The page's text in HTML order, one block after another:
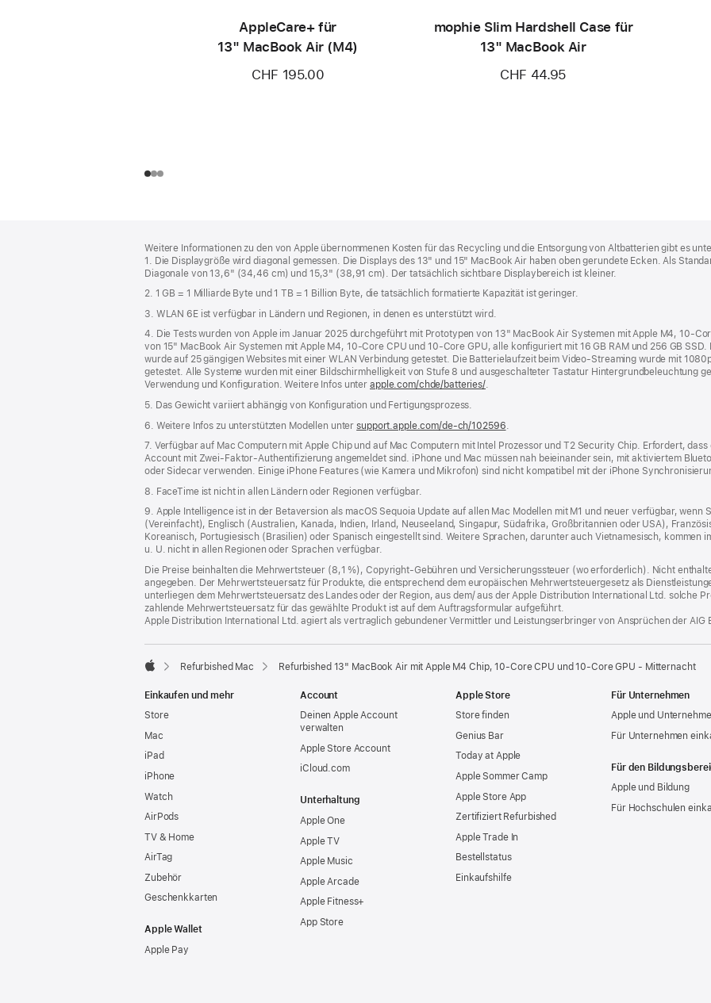
AppleCare+ für
13" MacBook Air (M4)
CHF 195.00
mophie Slim Hardshell Case für
13" MacBook Air
CHF 44.95
Weitere Informationen zu den von Apple übernommenen Kosten für das Recycling und die Entsorgung von Altbatterien gibt es
1. Die Displaygröße wird diagonal gemessen. Die Displays des 13" und 15" MacBook Air haben oben gerundete Ecken. Als
Diagonale von 13,6" (34,46 cm) und 15,3" (38,91 cm). Der tatsächlich sichtbare Displaybereich ist kleiner.
2. 1 GB = 1 Milliarde Byte und 1 TB = 1 Billion Byte, die tatsächlich formatierte Kapazität ist geringer.
3. WLAN 6E ist verfügbar in Ländern und Regionen, in denen es unterstützt wird.
4. Die Tests wurden von Apple im Januar 2025 durchgeführt mit Prototypen von 13" MacBook Air Systemen mit Apple M4,
von 15" MacBook Air Systemen mit Apple M4, 10‑Core CPU und 10‑Core GPU, alle konfiguriert mit 16 GB RAM und 256 GB
wurde auf 25 gängigen Websites mit einer WLAN Verbindung getestet. Die Batterielaufzeit beim Video-Streaming wurde mit
getestet. Alle Systeme wurden mit einer Bildschirmhelligkeit von Stufe 8 und ausgeschalteter Tastatur Hintergrundbeleuchtung
Verwendung und Konfiguration. Weitere Infos unterapple.com/chde/batteries/.
5. Das Gewicht variiert abhängig von Konfiguration und Fertigungsprozess.
6. Weitere Infos zu unterstützten Modellen untersupport.apple.com/de-ch/102596
7. Verfügbar auf Mac Computern mit Apple Chip und auf Mac Computern mit Intel Prozessor und T2 Security Chip. Erfordert,
Account mit Zwei-Faktor-Authentifizierung angemeldet sind. iPhone und Mac müssen nah beieinander sein, mit aktiviertem
oder Sidecar verwenden. Einige iPhone Features (wie Kamera und Mikrofon) sind nicht kompatibel mit der iPhone
8. FaceTime ist nicht in allen Ländern oder Regionen verfügbar.
9. Apple Intelligence ist in der Betaversion als macOS Sequoia Update auf allen Mac Modellen mit M1 und neuer verfügbar, wenn
(Vereinfacht), Englisch (Australien, Kanada, Indien, Irland, Neuseeland, Singapur, Südafrika, Großbritannien oder USA),
Koreanisch, Portugiesisch (Brasilien) oder Spanisch eingestellt sind. Weitere Sprachen, darunter auch Vietnamesisch, kommen
u. U. nicht in allen Regionen oder Sprachen verfügbar.
Die Preise beinhalten die Mehrwertsteuer (8,1 %), Copyright-Gebühren und Versicherungssteuer (wo erforderlich). Nicht
angegeben. Der Mehrwertsteuersatz für Produkte, die entsprechend dem europäischen Mehrwertsteuergesetz als
unterliegen dem Mehrwertsteuersatz des Landes oder der Region, aus dem/ aus der Apple Distribution International Ltd. solche
zahlende Mehrwertsteuersatz für das gewählte Produkt ist auf dem Auftragsformular aufgeführt.
Apple Distribution International Ltd. agiert als vertraglich gebundener Vermittler und Leistungserbringer von Ansprüchen der AIG
Refurbished Mac Refurbished 13" MacBook Air mit Apple M4 Chip, 10‑Core CPU und 10‑Core GPU - Mitternacht
Einkaufen und mehr
Store
Mac
iPad
iPhone
Watch
AirPods
TV & Home
AirTag
Zubehör
Geschenkkarten
Apple Wallet
Apple Pay
Account
Deinen Apple Account
verwalten
Apple Store Account
iCloud.com
Unterhaltung
Apple One
Apple TV
Apple Music
Apple Arcade
Apple Fitness+
App Store
Apple Store
Store finden
Genius Bar
Today at Apple
Apple Sommer Camp
Apple Store App
Zertifiziert Refurbished
Apple Trade In
Bestellstatus
Einkaufshilfe
Für Unternehmen
Apple und
Für Unternehmen
Für den
Apple und Bildung
Für Hochschulen